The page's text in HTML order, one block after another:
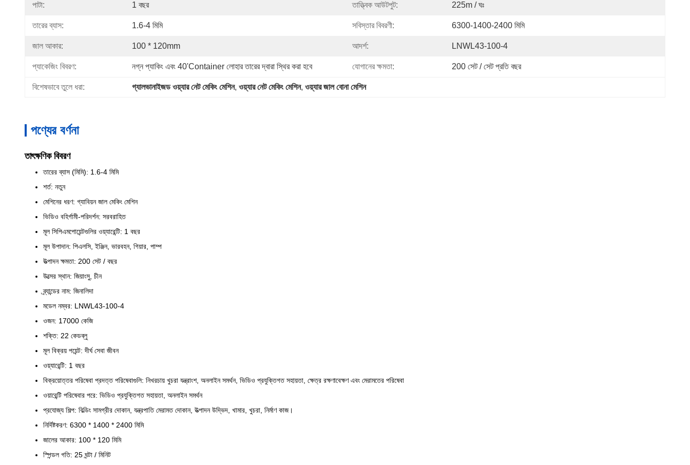
পাটা: 1 বছর তাত্ত্বিক আউটপুট: 225m / ঘঃ
তারের ব্যাস: 1.6-4 মিমি সবিস্তার বিবরণী: 6300-1400-2400 মিমি
জাল আকার: 100 * 120mm আদর্শ: LNWL43-100-4
প্যাকেজিং বিবরণ: নগ্ন প্যাকিং এবং 40'container লোহার তারের দ্বারা স্থির করা হবে যোগানের ক্ষমতা: 200 সেট / সেট প্রতি বছর
বিশেষভাবে তুলে ধরা: গ্যালভানাইজড ওয়্যার নেট মেকিং মেশিন, ওয়্যার নেট মেকিং মেশিন, ওয়্যার জাল বোনা মেশিন
পণ্যের বর্ণনা
তাৎক্ষণিক বিবরণ
তারের ব্যাস (মিমি): 1.6-4 মিমি
শর্ত: নতুন
মেশিনের ধরণ: গ্যাবিয়ন জাল মেকিং মেশিন
ভিডিও বহির্গামী-পরিদর্শন: সরবরাহিত
মূল সিপিএমপোয়েন্টগুলির ওয়্যারেন্টি: 1 বছর
মূল উপাদান: পিএলসি, ইঞ্জিন, ভারবহন, গিয়ার, পাম্প
উত্পাদন ক্ষমতা: 200 সেট / বছর
উত্সের স্থান: জিয়াংসু, চীন
ব্র্যান্ডের নাম: জিনালিদা
মডেল নম্বর: LNWL43-100-4
ওজন: 17000 কেজি
শক্তি: 22 কেডব্লু
মূল বিক্রয় পয়েন্ট: দীর্ঘ সেবা জীবন
ওয়্যারেন্টি: 1 বছর
বিক্রয়োত্তর পরিষেবা প্রদত্ত পরিষেবাগুলি: নিখরচায় খুচরা যন্ত্রাংশ, অনলাইন সমর্থন, ভিডিও প্রযুক্তিগত সহায়তা, ক্ষেত্র রক্ষণাবেক্ষণ এবং মেরামতের পরিষেবা
ওয়ারেন্টি পরিষেবার পরে: ভিডিও প্রযুক্তিগত সহায়তা, অনলাইন সমর্থন
প্রযোজ্য শিল্প: বিল্ডিং সামগ্রীর দোকান, যন্ত্রপাতি মেরামত দোকান, উত্পাদন উদ্ভিদ, খামার, খুচরা, নির্মাণ কাজ।
নির্দিষ্টকরণ: 6300 * 1400 * 2400 মিমি
জালের আকার: 100 * 120 মিমি
স্পিন্ডল গতি: 25 ঘন্টা / মিনিট